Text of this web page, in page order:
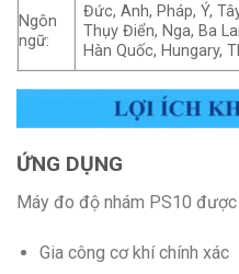
Ngôn
ngữ:
Đức, Anh, Pháp, Ý,
Thụy Điển, Nga, Ba
Hàn Quốc, Hungary,
ỨNG DỤNG
Máy đo độ nhám PS10
Gia công cơ khí chính xác